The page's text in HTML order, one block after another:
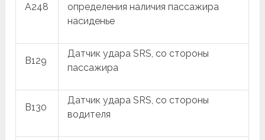
A248
определения наличия пассажира
насиденье
B129
Датчик удара SRS, со стороны
пассажира
B130
Датчик удара SRS, со стороны
водителя